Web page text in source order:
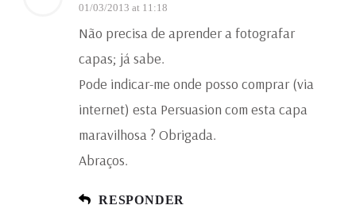
01/03/2013 at 11:18
Não precisa de aprender a fotografar
capas; já sabe.
Pode indicar-me onde posso comprar (via
internet) esta Persuasion com esta capa
maravilhosa ? Obrigada.
Abraços.
RESPONDER